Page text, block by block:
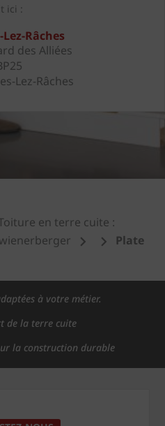
ici :
Râches
des Alliées
Lez-Râches
en terre cuite :
Plate
à votre métier.
de la terre cuite
la construction durable